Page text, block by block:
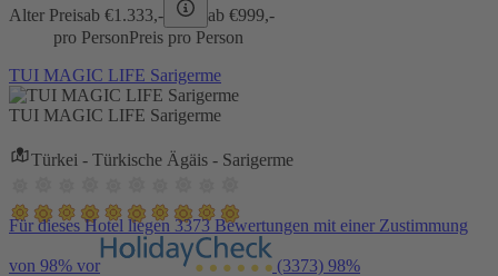
Alter Preisab €1.333,- ab €999,-
pro PersonPreis pro Person
TUI MAGIC LIFE Sarigerme
TUI MAGIC LIFE Sarigerme
Türkei - Türkische Ägäis - Sarigerme
Für dieses Hotel liegen 3373 Bewertungen mit einer Zustimmung
von 98% vor (3373) 98%